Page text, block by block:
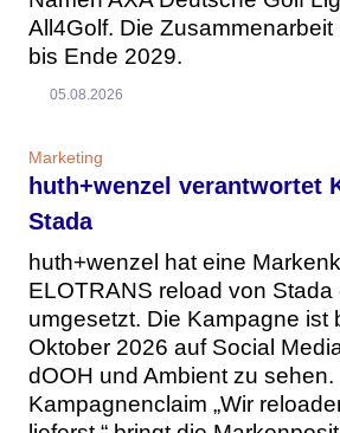
All4Golf. Die
bis Ende 2029.
05.08.2026
Marketing
huth+wenzel verantwortet
Stada
huth+wenzel hat eine
ELOTRANS reload von Stada
umgesetzt. Die Kampagne ist
Oktober 2026 auf Social
dOOH und Ambient zu sehen.
Kampagnenclaim „Wir